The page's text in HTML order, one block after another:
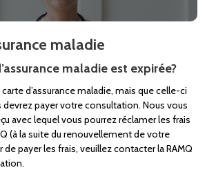
maladie
maladie est expirée?
d’assurance maladie, mais que celle-ci
devrez payer votre consultation. Nous vous
avec lequel vous pourrez réclamer les frais
(à la suite du renouvellement de votre
de payer les frais, veuillez contacter la RAMQ